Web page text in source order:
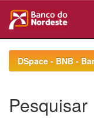
navigationDSpace - BNB -
Pesquisar